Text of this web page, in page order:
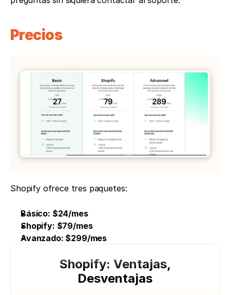
Precios
Shopify ofrece tres paquetes:
Básico: $24/mes
Shopify: $79/mes
Avanzado: $299/mes
Shopify: Ventajas,
Desventajas